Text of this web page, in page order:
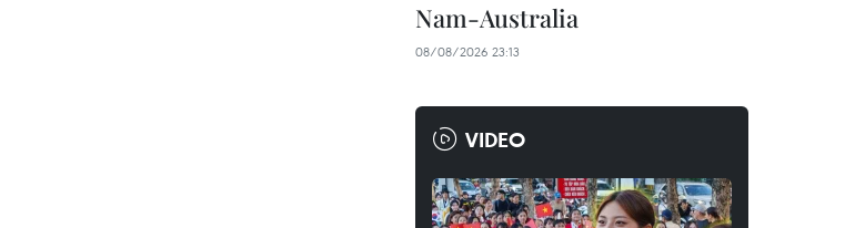
Nam-Australia
08/08/2026 23:13
VIDEO